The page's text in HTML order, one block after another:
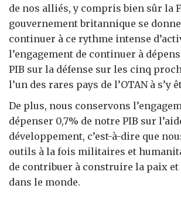
de nos alliés, y compris bien sûr la
gouvernement britannique se
continuer à ce rythme intense
l’engagement de continuer à
PIB sur la défense sur les cinq
l’un des rares pays de l’OTAN à s’y
De plus, nous conservons
dépenser 0,7% de notre PIB sur
développement, c’est-à-dire que
outils à la fois militaires et
de contribuer à construire la paix
dans le monde.